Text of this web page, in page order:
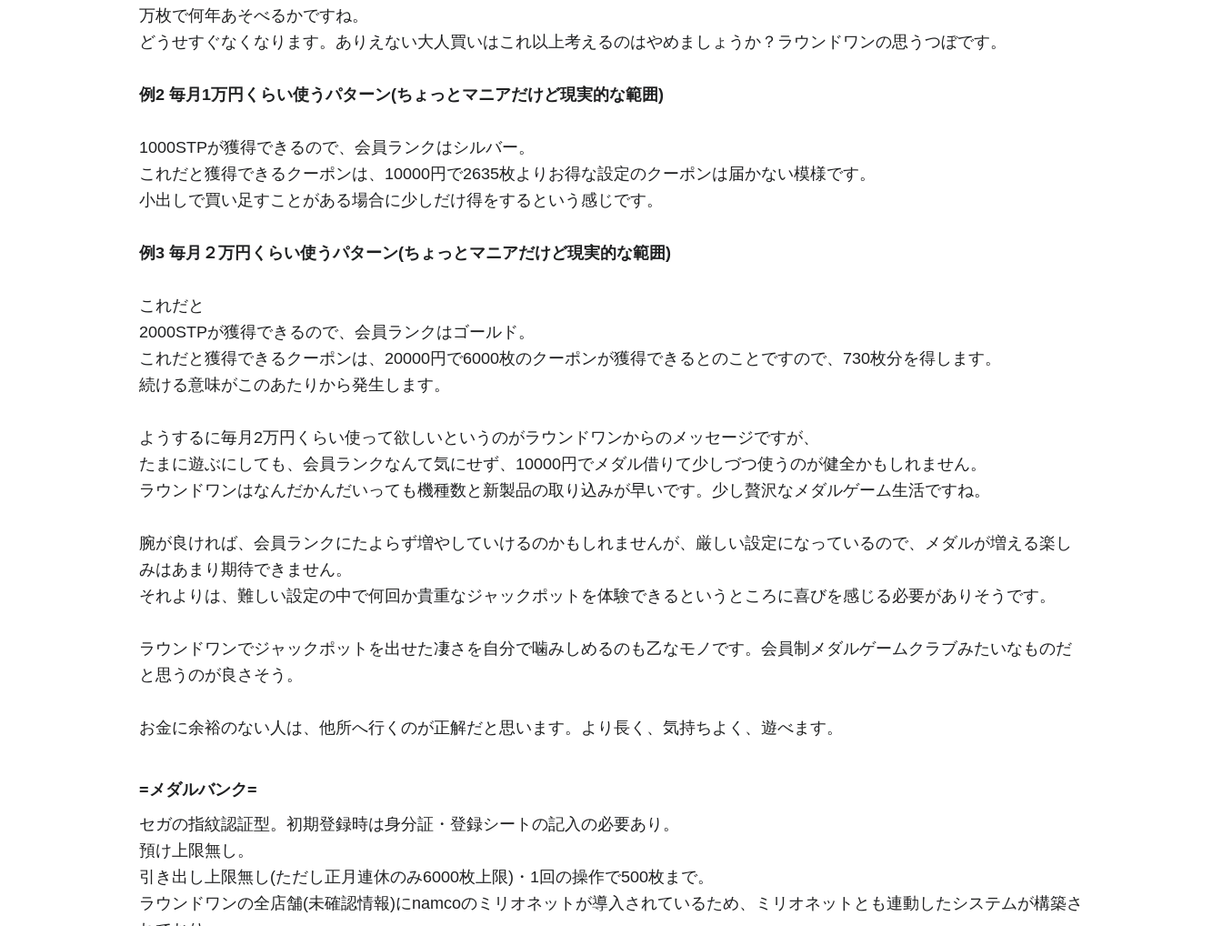
万枚で何年あそべるかですね。
どうせすぐなくなります。ありえない大人買いはこれ以上考えるのはやめましょうか？ラウンドワンの思うつぼです。
例2 毎月1万円くらい使うパターン(ちょっとマニアだけど現実的な範囲)
1000STPが獲得できるので、会員ランクはシルバー。
これだと獲得できるクーポンは、10000円で2635枚よりお得な設定のクーポンは届かない模様です。
小出しで買い足すことがある場合に少しだけ得をするという感じです。
例3 毎月２万円くらい使うパターン(ちょっとマニアだけど現実的な範囲)
これだと
2000STPが獲得できるので、会員ランクはゴールド。
これだと獲得できるクーポンは、20000円で6000枚のクーポンが獲得できるとのことですので、730枚分を得します。
続ける意味がこのあたりから発生します。
ようするに毎月2万円くらい使って欲しいというのがラウンドワンからのメッセージですが、
たまに遊ぶにしても、会員ランクなんて気にせず、10000円でメダル借りて少しづつ使うのが健全かもしれません。
ラウンドワンはなんだかんだいっても機種数と新製品の取り込みが早いです。少し贅沢なメダルゲーム生活ですね。
腕が良ければ、会員ランクにたよらず増やしていけるのかもしれませんが、厳しい設定になっているので、メダルが増える楽し
みはあまり期待できません。
それよりは、難しい設定の中で何回か貴重なジャックポットを体験できるというところに喜びを感じる必要がありそうです。
ラウンドワンでジャックポットを出せた凄さを自分で噛みしめるのも乙なモノです。会員制メダルゲームクラブみたいなものだ
と思うのが良さそう。
お金に余裕のない人は、他所へ行くのが正解だと思います。より長く、気持ちよく、遊べます。
=メダルバンク=
セガの指紋認証型。初期登録時は身分証・登録シートの記入の必要あり。
預け上限無し。
引き出し上限無し(ただし正月連休のみ6000枚上限)・1回の操作で500枚まで。
ラウンドワンの全店舗(未確認情報)にnamcoのミリオネットが導入されているため、ミリオネットとも連動したシステムが構築さ